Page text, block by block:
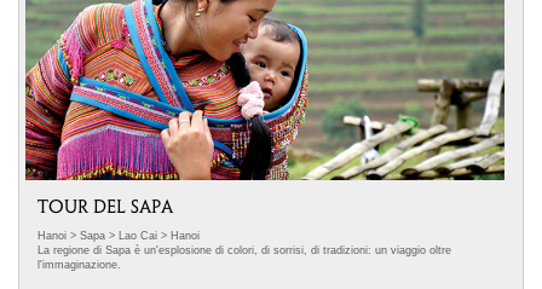
TOUR DEL SAPA
Hanoi > Sapa > Lao Cai > Hanoi
La regione di Sapa è un'esplosione di colori, di sorrisi, di tradizioni: un viaggio oltre
l'immaginazione.